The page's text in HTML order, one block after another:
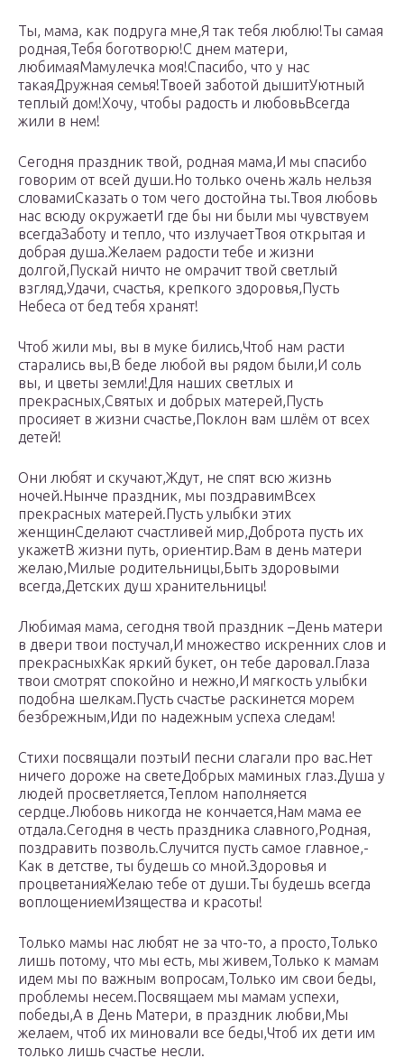
Ты, мама, как подруга мне,Я так тебя люблю!Ты самая
родная,Тебя боготворю!С днем матери,
любимаяМамулечка моя!Спасибо, что у нас
такаяДружная семья!Твоей заботой дышитУютный
теплый дом!Хочу, чтобы радость и любовьВсегда
жили в нем!
Сегодня праздник твой, родная мама,И мы спасибо
говорим от всей души.Но только очень жаль нельзя
словамиСказать о том чего достойна ты.Твоя любовь
нас всюду окружаетИ где бы ни были мы чувствуем
всегдаЗаботу и тепло, что излучаетТвоя открытая и
добрая душа.Желаем радости тебе и жизни
долгой,Пускай ничто не омрачит твой светлый
взгляд,Удачи, счастья, крепкого здоровья,Пусть
Небеса от бед тебя хранят!
Чтоб жили мы, вы в муке бились,Чтоб нам расти
старались вы,В беде любой вы рядом были,И соль
вы, и цветы земли!Для наших светлых и
прекрасных,Святых и добрых матерей,Пусть
просияет в жизни счастье,Поклон вам шлём от всех
детей!
Они любят и скучают,Ждут, не спят всю жизнь
ночей.Нынче праздник, мы поздравимВсех
прекрасных матерей.Пусть улыбки этих
женщинСделают счастливей мир,Доброта пусть их
укажетВ жизни путь, ориентир.Вам в день матери
желаю,Милые родительницы,Быть здоровыми
всегда,Детских душ хранительницы!
Любимая мама, сегодня твой праздник –День матери
в двери твои постучал,И множество искренних слов и
прекрасныхКак яркий букет, он тебе даровал.Глаза
твои смотрят спокойно и нежно,И мягкость улыбки
подобна шелкам.Пусть счастье раскинется морем
безбрежным,Иди по надежным успеха следам!
Стихи посвящали поэтыИ песни слагали про вас.Нет
ничего дороже на светеДобрых маминых глаз.Душа у
людей просветляется,Теплом наполняется
сердце.Любовь никогда не кончается,Нам мама ее
отдала.Сегодня в честь праздника славного,Родная,
поздравить позволь.Случится пусть самое главное,-
Как в детстве, ты будешь со мной.Здоровья и
процветанияЖелаю тебе от души.Ты будешь всегда
воплощениемИзящества и красоты!
Только мамы нас любят не за что-то, а просто,Только
лишь потому, что мы есть, мы живем,Только к мамам
идем мы по важным вопросам,Только им свои беды,
проблемы несем.Посвящаем мы мамам успехи,
победы,А в День Матери, в праздник любви,Мы
желаем, чтоб их миновали все беды,Чтоб их дети им
только лишь счастье несли.